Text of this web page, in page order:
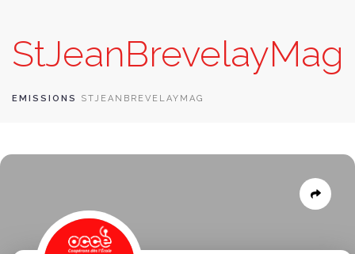
GRILLE DES PROGRAMMES
EMISSIONS / PODCASTS
CONTACT
StJeanBrevelayMag
EMISSIONS STJEANBREVELAYMAG